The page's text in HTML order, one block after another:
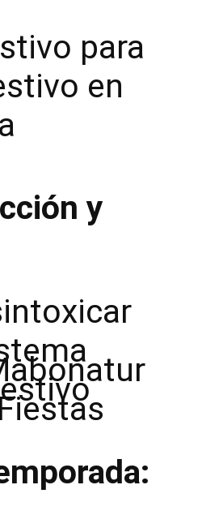
para
en
y